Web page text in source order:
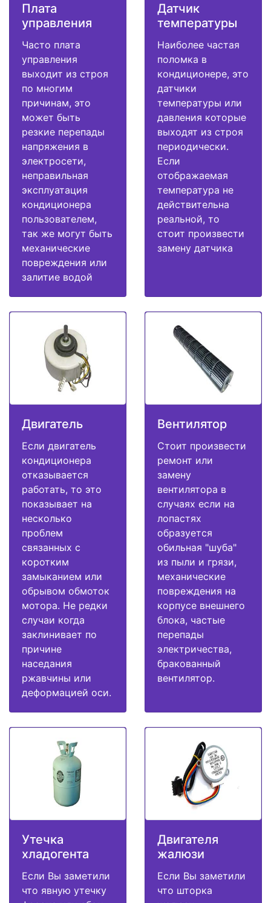
Плата
управления
Часто плата
управления
выходит из строя
по многим
причинам, это
может быть
резкие перепады
напряжения в
электросети,
неправильная
эксплуатация
кондиционера
пользователем,
так же могут быть
механические
повреждения или
залитие водой
Датчик
температуры
Наиболее частая
поломка в
кондиционере, это
датчики
температуры или
давления которые
выходят из строя
периодически.
Если
отображаемая
температура не
действительна
реальной, то
стоит произвести
замену датчика
Двигатель
Если двигатель
кондиционера
отказывается
работать, то это
показывает на
несколько
проблем
связанных с
коротким
замыканием или
обрывом обмоток
мотора. Не редки
случаи когда
заклинивает по
причине
наседания
ржавчины или
деформацией оси.
Вентилятор
Стоит произвести
ремонт или
замену
вентилятора в
случаях если на
лопастях
образуется
обильная "шуба"
из пыли и грязи,
механические
повреждения на
корпусе внешнего
блока, частые
перепады
электричества,
бракованный
вентилятор.
Утечка
хладогента
Если Вы заметили
что явную утечку
Двигателя
жалюзи
Если Вы заметили
что шторка